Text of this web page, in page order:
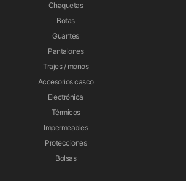
Chaquetas
Botas
Guantes
Pantalones
Trajes / monos
Accesorios casco
Electrónica
Térmicos
Impermeables
Protecciones
Bolsas